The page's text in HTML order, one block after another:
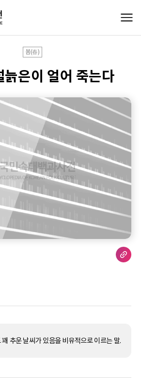
봄(春)
늙은이 얼어 죽는다
추운 날씨가 있음을 비유적으로 이르는 말.